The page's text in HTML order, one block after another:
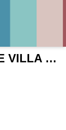
RESTAURANTE VILLA QUEZADA